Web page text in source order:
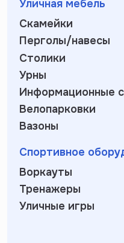
Уличная мебель
Скамейки
Перголы/навесы
Столики
Урны
Информационные
Велопарковки
Вазоны
Спортивное
Воркауты
Тренажеры
Уличные игры